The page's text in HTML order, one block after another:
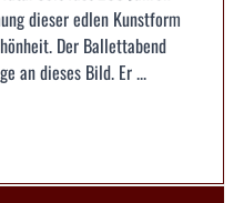
dieser edlen Kunstform
Der Ballettabend
an dieses Bild. Er ...